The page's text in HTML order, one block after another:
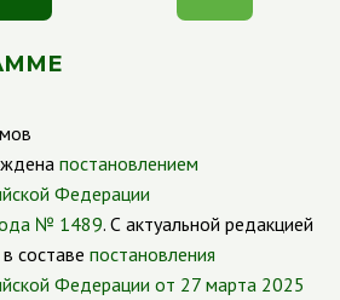
постановлением
Федерации
№ 1489. С актуальной редакцией
составе постановления
Федерации от 27 марта 2025